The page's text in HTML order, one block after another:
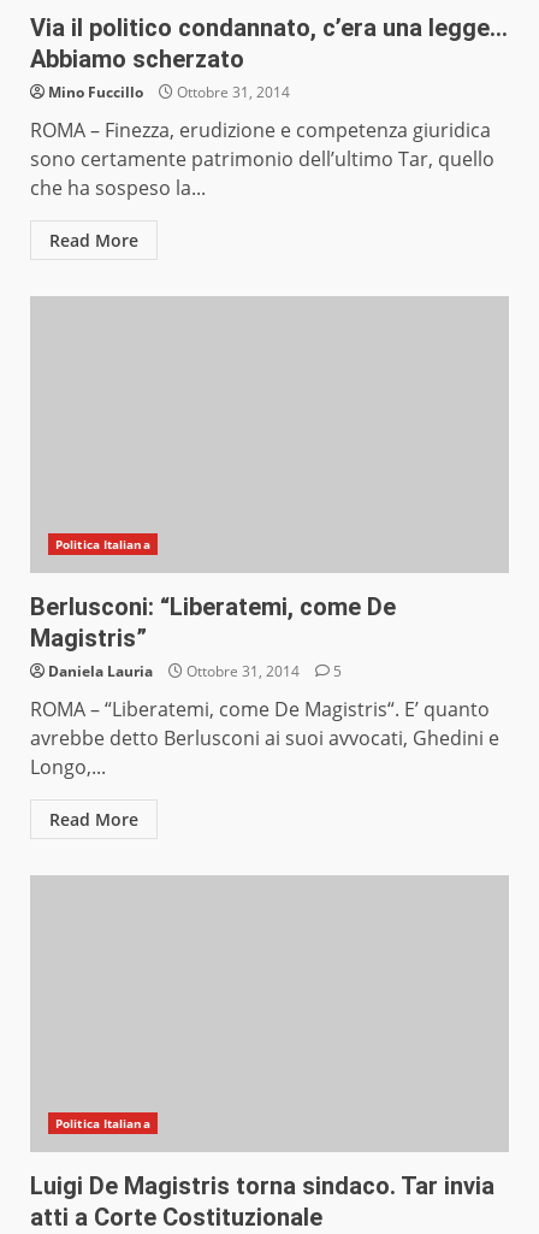
Via il politico condannato, c’era una legge…
Abbiamo scherzato
Mino Fuccillo Ottobre 31, 2014
ROMA – Finezza, erudizione e competenza giuridica
sono certamente patrimonio dell’ultimo Tar, quello
che ha sospeso la...
Read More
Politica Italiana
Berlusconi: “Liberatemi, come De
Magistris”
Daniela Lauria Ottobre 31, 2014 5
ROMA – “Liberatemi, come De Magistris“. E’ quanto
avrebbe detto Berlusconi ai suoi avvocati, Ghedini e
Longo,...
Read More
Politica Italiana
Luigi De Magistris torna sindaco. Tar invia
atti a Corte Costituzionale